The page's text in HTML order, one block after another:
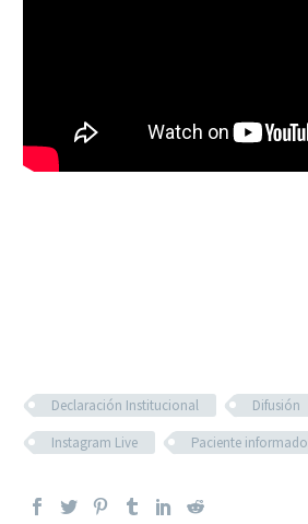
Declaración Institucional
Difusión
Instagram Live
Paciente informado